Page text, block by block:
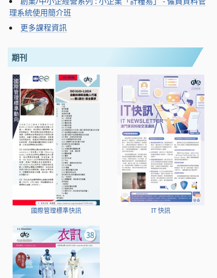
理系統使用簡介班
更多課程資訊
期刊
國際管理標準快訊 IT 快訊